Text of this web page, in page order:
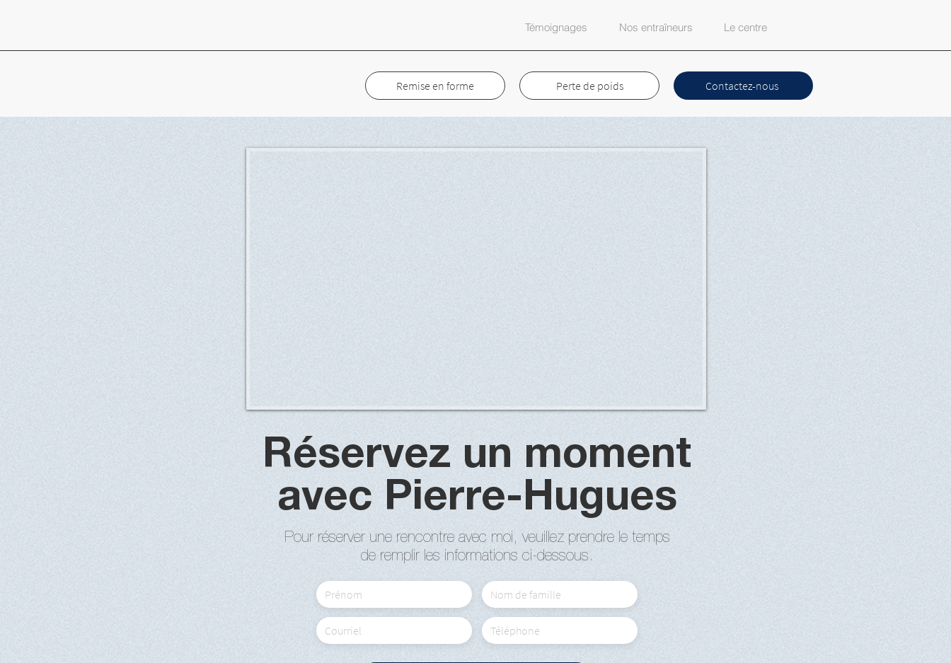
Témoignages Nos entraîneurs Le centre
Remise en forme Perte de poids Contactez-nous
Réservez un moment
avec Pierre-Hugues
Pour réserver une rencontre avec moi, veuillez prendre le temps
de remplir les informations ci-dessous.